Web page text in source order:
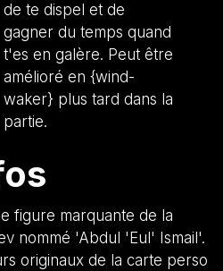
de te dispel et de
gagner du temps quand
t'es en galère. Peut être
amélioré en {wind-
waker} plus tard dans la
partie.
figure marquante de la
nommé 'Abdul 'Eul' Ismail'.
originaux de la carte perso